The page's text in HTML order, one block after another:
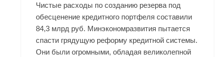
Чистые расходы по созданию резерва под
обесценение кредитного портфеля составили
84,3 млрд руб. Минэкономразвития пытается
спасти грядущую реформу кредитной системы.
Они были огромными, обладая великолепной